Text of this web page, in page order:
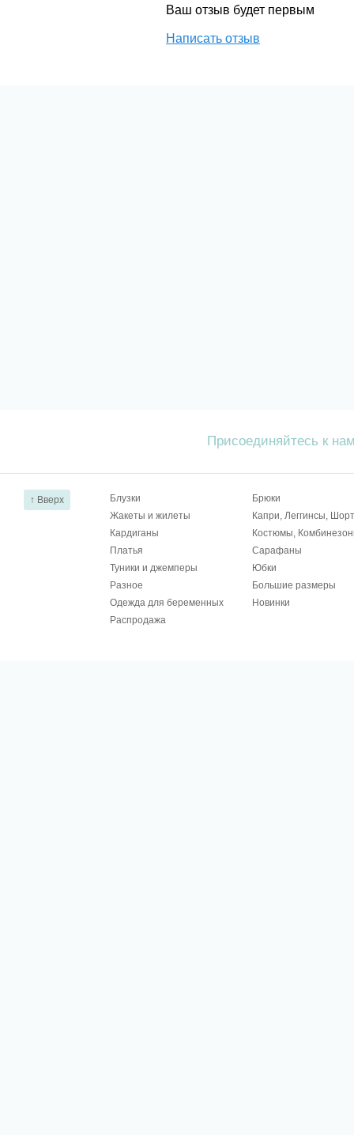
Ваш отзыв будет первым
Написать отзыв
Присоединяйтесь к
↑ Вверх Блузки
Брюки
Жакеты и жилеты
Капри, Леггинсы,
Кардиганы
Костюмы,
Платья
Сарафаны
Туники и джемперы
Юбки
Разное
Большие размеры
Одежда для беременных
Новинки
Распродажа